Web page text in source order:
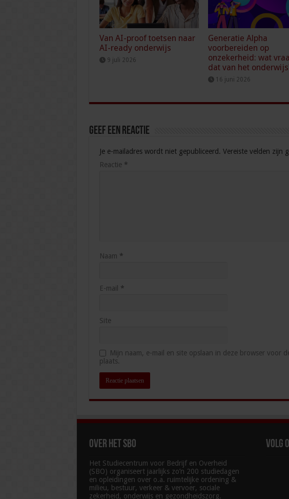
Van AI-proof toetsen naar
AI-ready onderwijs
9 juli 2026
Generatie Alpha
voorbereiden op
onzekerheid: wat
dat van het
16 juni 2026
Geef een reactie
Je e-mailadres wordt niet gepubliceerd. Vereiste velden zijn
Reactie *
Naam *
E-mail *
Site
Mijn naam, e-mail en site opslaan in deze browser voor
plaats.
Over het SBO
Het Studiecentrum voor Bedrijf en Overheid
(SBO) organiseert jaarlijks zo’n 200 studiedagen
en opleidingen over o.a. ruimtelijke ordening &
milieu, bestuur, verkeer & vervoer, sociale
zekerheid, onderwijs en gezondheidszorg.
Volg